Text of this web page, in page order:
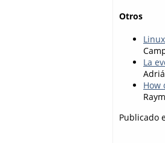
Otros
La
How
Publicado